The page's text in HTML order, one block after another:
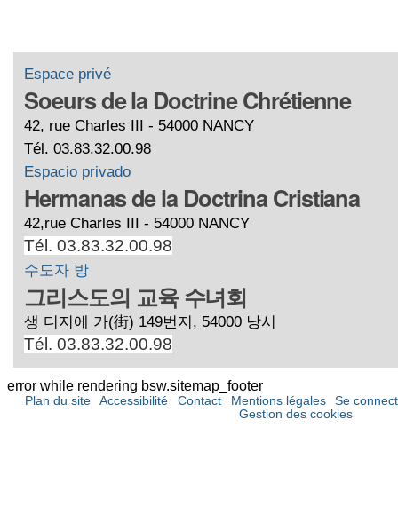
Espace privé
Soeurs de la Doctrine Chrétienne
42, rue Charles III - 54000 NANCY
Tél. 03.83.32.00.98
Espacio privado
Hermanas de la Doctrina Cristiana
42,rue Charles III - 54000 NANCY
Tél. 03.83.32.00.98
수도자 방
그리스도의 교육 수녀회
생 디지에 가(街) 149번지, 54000 낭시
Tél. 03.83.32.00.98
error while rendering bsw.sitemap_footer
Plan du site Accessibilité Contact Mentions légales
Se
Gestion des cookies